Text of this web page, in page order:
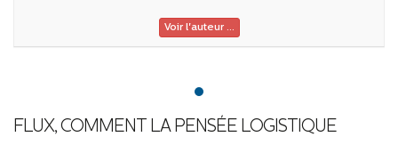
Voir l'auteur ...
FLUX, COMMENT LA PENSÉE LOGISTIQUE